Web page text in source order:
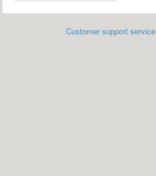
Customer support service